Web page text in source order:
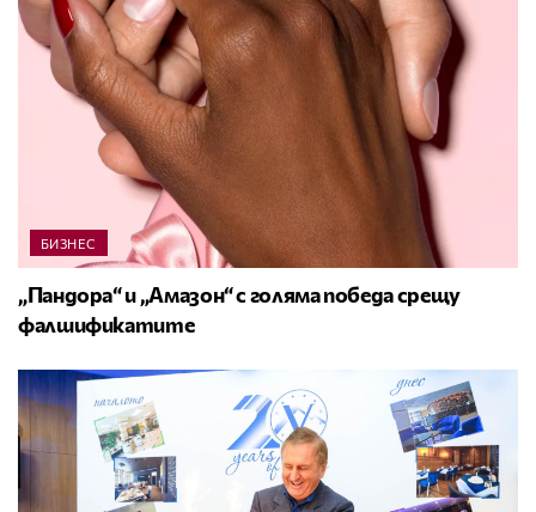
БИЗНЕС
„Пандора“ и „Амазон“ с голяма победа срещу
фалшификатите